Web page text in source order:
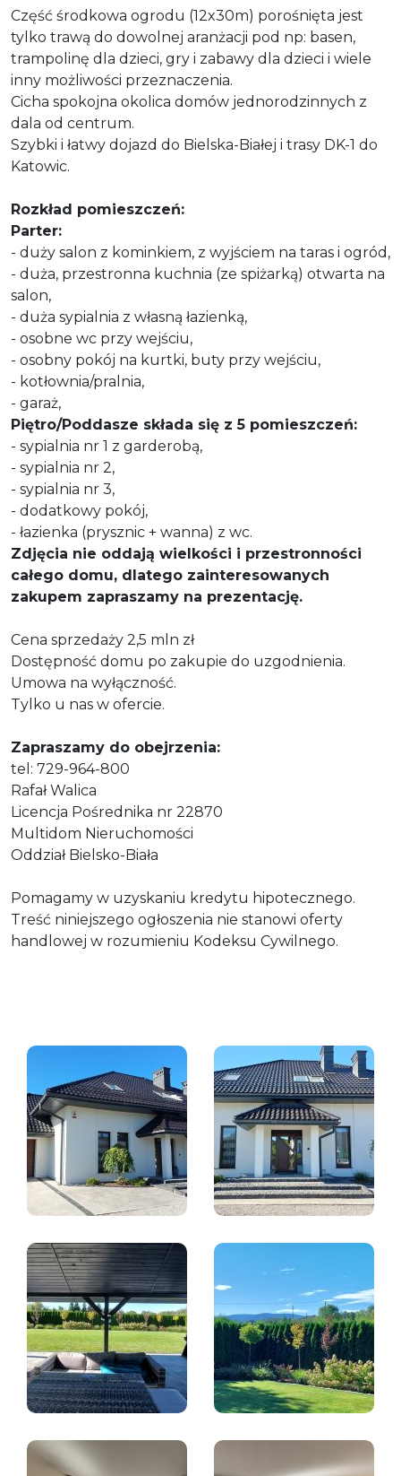
Część środkowa ogrodu (12x30m) porośnięta jest
tylko trawą do dowolnej aranżacji pod np: basen,
trampolinę dla dzieci, gry i zabawy dla dzieci i wiele
inny możliwości przeznaczenia.
Cicha spokojna okolica domów jednorodzinnych z
dala od centrum.
Szybki i łatwy dojazd do Bielska-Białej i trasy DK-1 do
Katowic.
Rozkład pomieszczeń:
Parter:
- duży salon z kominkiem, z wyjściem na taras i ogród,
- duża, przestronna kuchnia (ze spiżarką) otwarta na
salon,
- duża sypialnia z własną łazienką,
- osobne wc przy wejściu,
- osobny pokój na kurtki, buty przy wejściu,
- kotłownia/pralnia,
- garaż,
Piętro/Poddasze składa się z 5 pomieszczeń:
- sypialnia nr 1 z garderobą,
- sypialnia nr 2,
- sypialnia nr 3,
- dodatkowy pokój,
- łazienka (prysznic + wanna) z wc.
Zdjęcia nie oddają wielkości i przestronności
całego domu, dlatego zainteresowanych
zakupem zapraszamy na prezentację.
Cena sprzedaży 2,5 mln zł
Dostępność domu po zakupie do uzgodnienia.
Umowa na wyłączność.
Tylko u nas w ofercie.
Zapraszamy do obejrzenia:
tel: 729-964-800
Rafał Walica
Licencja Pośrednika nr 22870
Multidom Nieruchomości
Oddział Bielsko-Biała
Pomagamy w uzyskaniu kredytu hipotecznego.
Treść niniejszego ogłoszenia nie stanowi oferty
handlowej w rozumieniu Kodeksu Cywilnego.